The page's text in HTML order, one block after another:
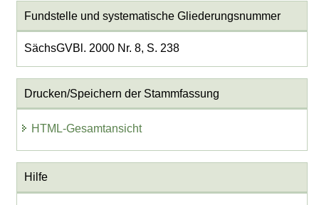
Fundstelle und systematische Gliederungsnummer
SächsGVBl. 2000 Nr. 8, S. 238
Drucken/Speichern der Stammfassung
HTML-Gesamtansicht
Hilfe